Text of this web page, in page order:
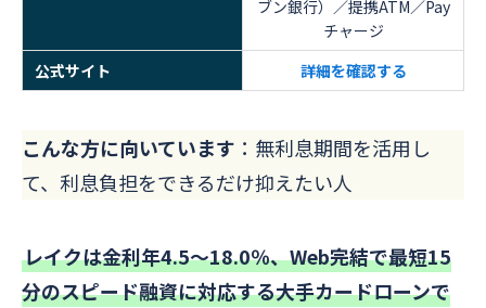
ブン銀行）／提携ATM／Pay
チャージ
公式サイト
詳細を確認する
こんな方に向いています ：無利息期間を活用し
て、利息負担をできるだけ抑えたい人
レイクは金利年4.5〜18.0％、Web完結で最短15
分のスピード融資に対応する大手カードローンで